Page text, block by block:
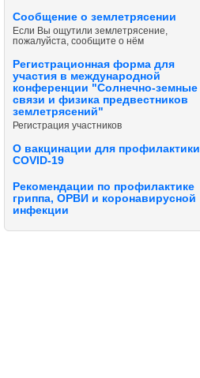
Сообщение о землетрясении
Если Вы ощутили землетрясение,
пожалуйста, сообщите о нём
Регистрационная форма для
участия в международной
конференции "Солнечно-земные
связи и физика предвестников
землетрясений"
Регистрация участников
О вакцинации для профилактики
COVID-19
Рекомендации по профилактике
гриппа, ОРВИ и коронавирусной
инфекции